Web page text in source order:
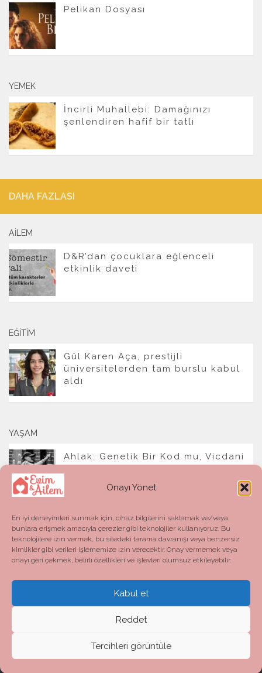
Onayı Yönet
En iyi deneyimleri sunmak için, cihaz bilgilerini saklamak ve/veya
bunlara erişmek amacıyla çerezler gibi teknolojiler kullanıyoruz. Bu
teknolojilere izin vermek, bu sitedeki tarama davranışı veya benzersiz
kimlikler gibi verileri işlememize izin verecektir. Onay vermemek veya
onayı geri çekmek, belirli özellikleri ve işlevleri olumsuz etkileyebilir.
Kabul et
Reddet
Tercihleri görüntüle
Pelikan Dosyası
YEMEK
İncirli Muhallebi: Damağınızı
şenlendiren hafif bir tatlı
DAHA FAZLASI
AILEM
D&R’dan çocuklara eğlenceli
etkinlik daveti
EĞITIM
Gül Karen Aça, prestijli
üniversitelerden tam burslu kabul
aldı
YAŞAM
Ahlak: Genetik Bir Kod mu, Vicdani
Evim ve Ailem © 2026. All Rights Reserved.